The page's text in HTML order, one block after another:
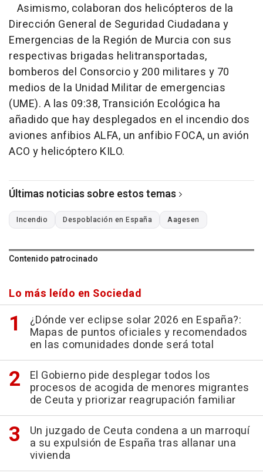
Asimismo, colaboran dos helicópteros de la
Dirección General de Seguridad Ciudadana y
Emergencias de la Región de Murcia con sus
respectivas brigadas helitransportadas,
bomberos del Consorcio y 200 militares y 70
medios de la Unidad Militar de emergencias
(UME). A las 09:38, Transición Ecológica ha
añadido que hay desplegados en el incendio dos
aviones anfibios ALFA, un anfibio FOCA, un avión
ACO y helicóptero KILO.
Últimas noticias sobre estos temas
Incendio Despoblación en España Aagesen
Contenido patrocinado
Lo más leído en Sociedad
¿Dónde ver eclipse solar 2026 en España?:
Mapas de puntos oficiales y recomendados
en las comunidades donde será total
El Gobierno pide desplegar todos los
procesos de acogida de menores migrantes
de Ceuta y priorizar reagrupación familiar
Un juzgado de Ceuta condena a un marroquí
a su expulsión de España tras allanar una
vivienda